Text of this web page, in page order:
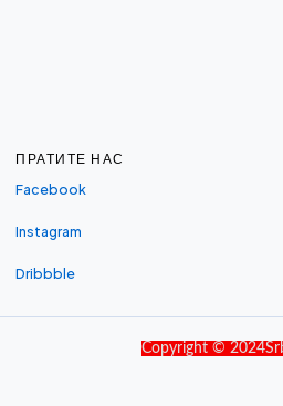
ПРАТИТЕ НАС
Facebook
Instagram
Dribbble
Copyright ©